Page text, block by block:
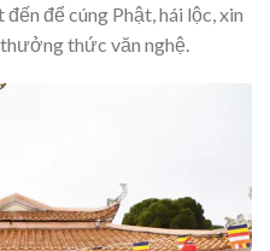
để cúng Phật, hái lộc, xin
thức văn nghệ.